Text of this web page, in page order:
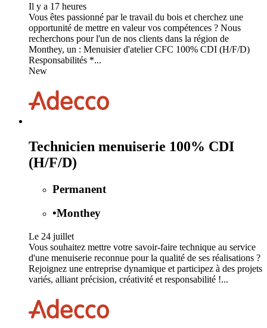
Il y a 17 heures
Vous êtes passionné par le travail du bois et cherchez une
opportunité de mettre en valeur vos compétences ? Nous
recherchons pour l'un de nos clients dans la région de
Monthey, un : Menuisier d'atelier CFC 100% CDI (H/F/D)
Responsabilités *...
New
Technicien menuiserie 100% CDI
(H/F/D)
Permanent
•Monthey
Le 24 juillet
Vous souhaitez mettre votre savoir-faire technique au service
d'une menuiserie reconnue pour la qualité de ses réalisations ?
Rejoignez une entreprise dynamique et participez à des projets
variés, alliant précision, créativité et responsabilité !...